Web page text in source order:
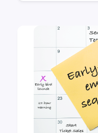
FooEvents
variations,
per tier,
details per
shows you
validate it